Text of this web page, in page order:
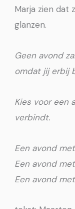
Marja zien dat
glanzen.
Geen avond
omdat jij erbij
Kies voor een
verbindt.
Een avond
Een avond
Een avond